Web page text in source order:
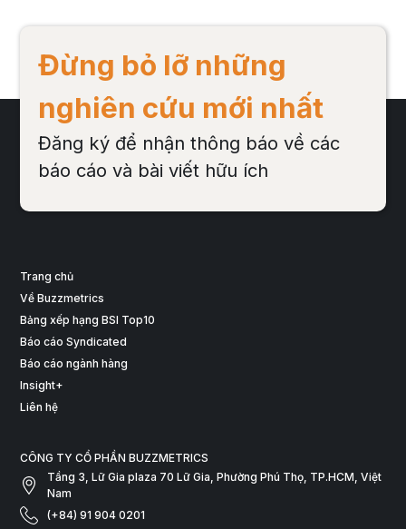
Đừng bỏ lỡ những
nghiên cứu mới nhất
Đăng ký để nhận thông báo về các
báo cáo và bài viết hữu ích
Trang chủ
Về Buzzmetrics
Bảng xếp hạng BSI Top10
Báo cáo Syndicated
Báo cáo ngành hàng
Insight+
Liên hệ
CÔNG TY CỔ PHẦN BUZZMETRICS
Tầng 3, Lữ Gia plaza 70 Lữ Gia, Phường Phú Thọ, TP.HCM, Việt
Nam
(+84) 91 904 0201